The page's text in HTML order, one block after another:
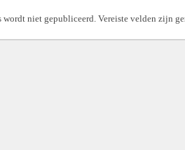
wordt niet gepubliceerd. Vereiste velden zijn